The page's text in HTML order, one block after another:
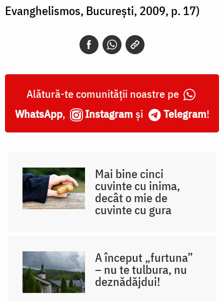
Evanghelismos, Bucureşti, 2009, p. 17)
Alătură-te comunității noastre pe
WhatsApp, Instagram și Telegram!
Mai bine cinci
cuvinte cu inima,
decât o mie de
cuvinte cu gura
A început „furtuna”
– nu te tulbura, nu
deznădăjdui!